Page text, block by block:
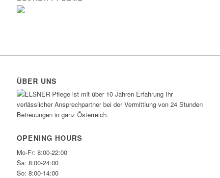
ÜBER UNS
ELSNER Pflege ist mit über 10 Jahren Erfahrung Ihr
verlässlicher Ansprechpartner bei der Vermittlung von 24 Stunden
Betreuungen in ganz Österreich.
OPENING HOURS
Mo-Fr: 8:00-22:00
Sa: 8:00-24:00
So: 8:00-14:00